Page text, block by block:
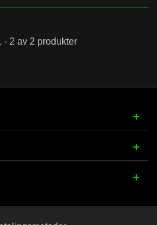
- 2 av 2 produkter